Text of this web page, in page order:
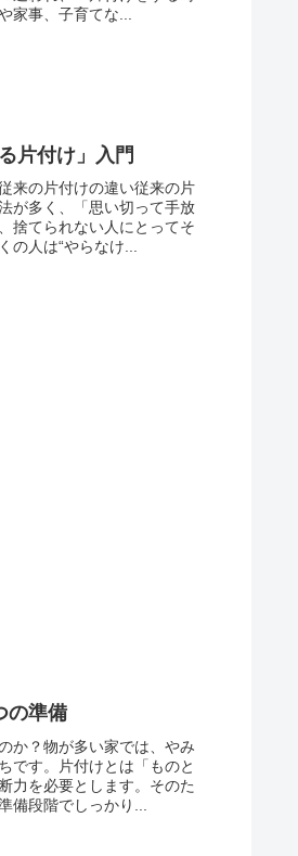
家事、子育てな...
片付け」入門
来の片付けの違い従来の片
が多く、「思い切って手放
捨てられない人にとってそ
の人は“やらなけ...
の準備
か？物が多い家では、やみ
です。片付けとは「ものと
力を必要とします。そのた
備段階でしっかり...